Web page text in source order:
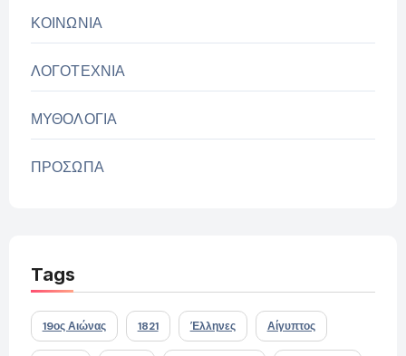
ΚΟΙΝΩΝΙΑ
ΛΟΓΟΤΕΧΝΙΑ
ΜΥΘΟΛΟΓΙΑ
ΠΡΟΣΩΠΑ
Tags
19ος Αιώνας 1821 Έλληνες Αίγυπτος